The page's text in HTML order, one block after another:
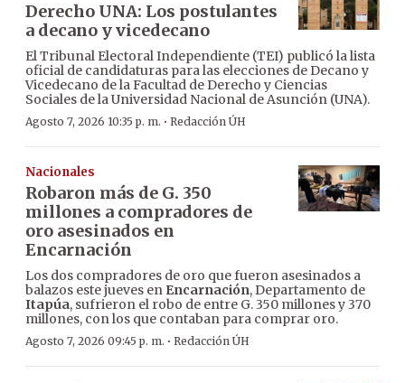
Derecho UNA: Los postulantes
a decano y vicedecano
El Tribunal Electoral Independiente (TEI) publicó la lista
oficial de candidaturas para las elecciones de Decano y
Vicedecano de la Facultad de Derecho y Ciencias
Sociales de la Universidad Nacional de Asunción (UNA).
Agosto 7, 2026 10:35 p. m. · Redacción ÚH
Nacionales
Robaron más de G. 350
millones a compradores de
oro asesinados en
Encarnación
Los dos compradores de oro que fueron asesinados a
balazos este jueves en Encarnación, Departamento de
Itapúa, sufrieron el robo de entre G. 350 millones y 370
millones, con los que contaban para comprar oro.
Agosto 7, 2026 09:45 p. m. · Redacción ÚH